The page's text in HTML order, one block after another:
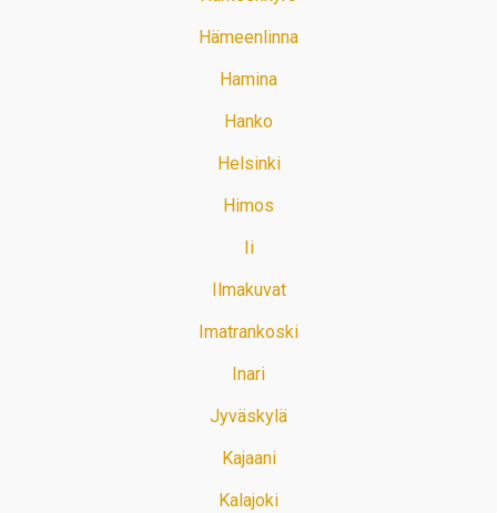
Hämeenlinna
Hamina
Hanko
Helsinki
Himos
Ii
Ilmakuvat
Imatrankoski
Inari
Jyväskylä
Kajaani
Kalajoki